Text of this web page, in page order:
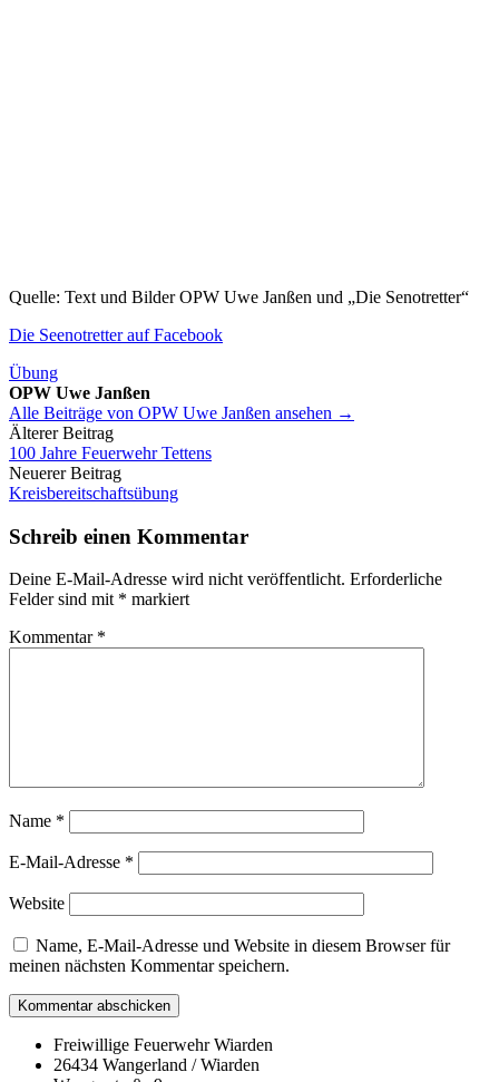
Quelle: Text und Bilder OPW Uwe Janßen und „Die Senotretter“
Die Seenotretter auf Facebook
Übung
OPW Uwe Janßen
Alle Beiträge von OPW Uwe Janßen ansehen →
Beitrags-
Navigation
Älterer Beitrag
100 Jahre Feuerwehr Tettens
Neuerer Beitrag
Kreisbereitschaftsübung
Schreib einen Kommentar
Deine E-Mail-Adresse wird nicht veröffentlicht. Erforderliche
Felder sind mit * markiert
Kommentar *
Name *
E-Mail-Adresse *
Website
Name, E-Mail-Adresse und Website in diesem Browser für
meinen nächsten Kommentar speichern.
Freiwillige Feuerwehr Wiarden
26434 Wangerland / Wiarden